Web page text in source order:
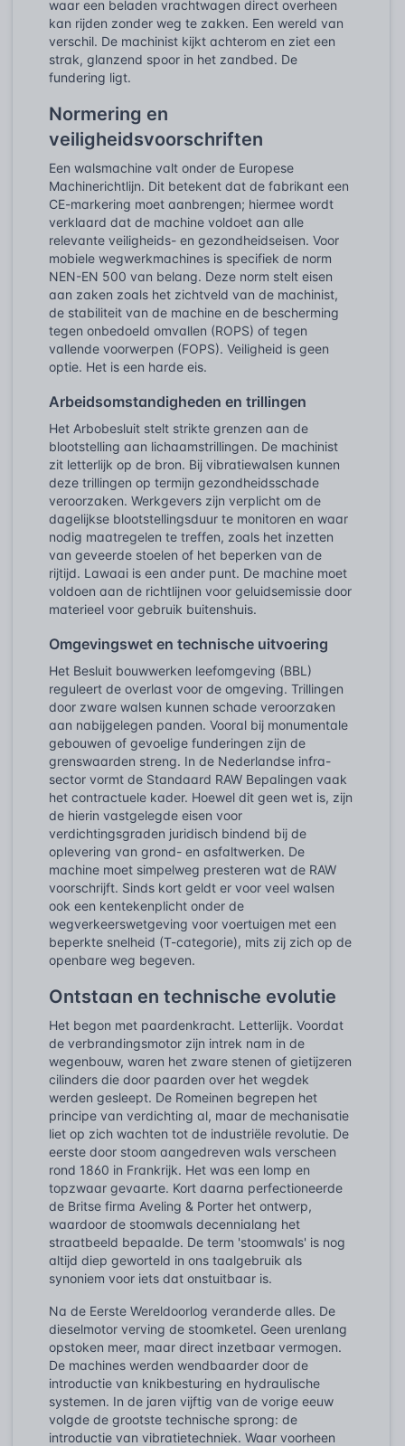
waar een beladen vrachtwagen direct overheen
kan rijden zonder weg te zakken. Een wereld van
verschil. De machinist kijkt achterom en ziet een
strak, glanzend spoor in het zandbed. De
fundering ligt.
Normering en
veiligheidsvoorschriften
Een walsmachine valt onder de Europese
Machinerichtlijn. Dit betekent dat de fabrikant een
CE-markering moet aanbrengen; hiermee wordt
verklaard dat de machine voldoet aan alle
relevante veiligheids- en gezondheidseisen. Voor
mobiele wegwerkmachines is specifiek de norm
NEN-EN 500 van belang. Deze norm stelt eisen
aan zaken zoals het zichtveld van de machinist,
de stabiliteit van de machine en de bescherming
tegen onbedoeld omvallen (ROPS) of tegen
vallende voorwerpen (FOPS). Veiligheid is geen
optie. Het is een harde eis.
Arbeidsomstandigheden en trillingen
Het Arbobesluit stelt strikte grenzen aan de
blootstelling aan lichaamstrillingen. De machinist
zit letterlijk op de bron. Bij vibratiewalsen kunnen
deze trillingen op termijn gezondheidsschade
veroorzaken. Werkgevers zijn verplicht om de
dagelijkse blootstellingsduur te monitoren en waar
nodig maatregelen te treffen, zoals het inzetten
van geveerde stoelen of het beperken van de
rijtijd. Lawaai is een ander punt. De machine moet
voldoen aan de richtlijnen voor geluidsemissie door
materieel voor gebruik buitenshuis.
Omgevingswet en technische uitvoering
Het Besluit bouwwerken leefomgeving (BBL)
reguleert de overlast voor de omgeving. Trillingen
door zware walsen kunnen schade veroorzaken
aan nabijgelegen panden. Vooral bij monumentale
gebouwen of gevoelige funderingen zijn de
grenswaarden streng. In de Nederlandse infra-
sector vormt de Standaard RAW Bepalingen vaak
het contractuele kader. Hoewel dit geen wet is, zijn
de hierin vastgelegde eisen voor
verdichtingsgraden juridisch bindend bij de
oplevering van grond- en asfaltwerken. De
machine moet simpelweg presteren wat de RAW
voorschrijft. Sinds kort geldt er voor veel walsen
ook een kentekenplicht onder de
wegverkeerswetgeving voor voertuigen met een
beperkte snelheid (T-categorie), mits zij zich op de
openbare weg begeven.
Ontstaan en technische evolutie
Het begon met paardenkracht. Letterlijk. Voordat
de verbrandingsmotor zijn intrek nam in de
wegenbouw, waren het zware stenen of gietijzeren
cilinders die door paarden over het wegdek
werden gesleept. De Romeinen begrepen het
principe van verdichting al, maar de mechanisatie
liet op zich wachten tot de industriële revolutie. De
eerste door stoom aangedreven wals verscheen
rond 1860 in Frankrijk. Het was een lomp en
topzwaar gevaarte. Kort daarna perfectioneerde
de Britse firma Aveling & Porter het ontwerp,
waardoor de stoomwals decennialang het
straatbeeld bepaalde. De term 'stoomwals' is nog
altijd diep geworteld in ons taalgebruik als
synoniem voor iets dat onstuitbaar is.
Na de Eerste Wereldoorlog veranderde alles. De
dieselmotor verving de stoomketel. Geen urenlang
opstoken meer, maar direct inzetbaar vermogen.
De machines werden wendbaarder door de
introductie van knikbesturing en hydraulische
systemen. In de jaren vijftig van de vorige eeuw
volgde de grootste technische sprong: de
introductie van vibratietechniek. Waar voorheen